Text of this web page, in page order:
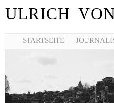
ULRICH
STARTSEITE